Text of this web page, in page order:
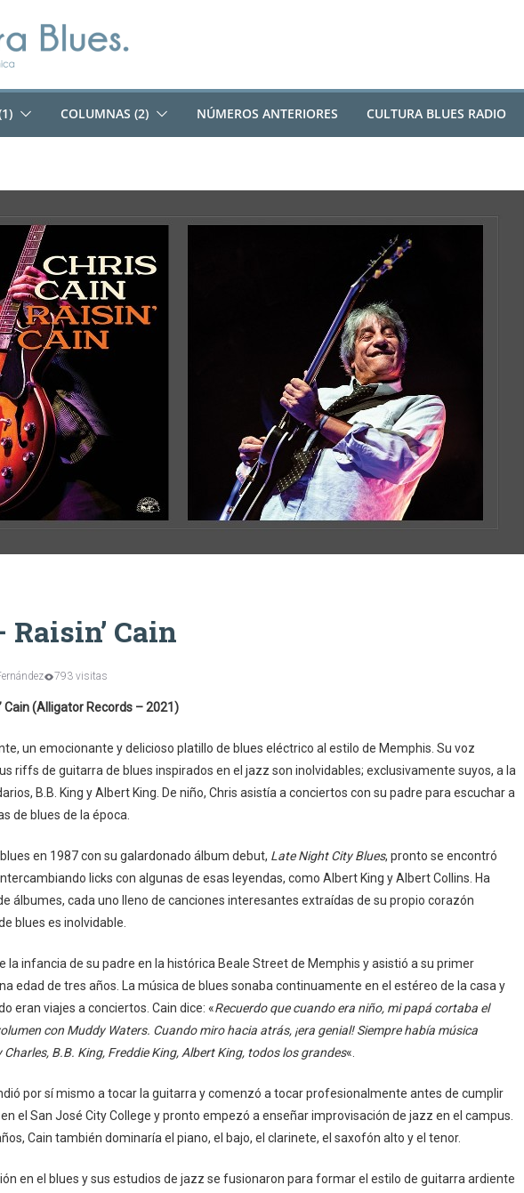
COLUMNAS (2) NÚMEROS ANTERIORES CULTURA BLUES RADIO
Cain
793 visitas
Cain (Alligator Records – 2021)
un emocionante y delicioso platillo de blues eléctrico al estilo de Memphis. Su voz
riffs de guitarra de blues inspirados en el jazz son inolvidables; exclusivamente suyos, a la
B.B. King y Albert King. De niño, Chris asistía a conciertos con su padre para escuchar a
de blues de la época.
en 1987 con su galardonado álbum debut, Late Night City Blues, pronto se encontró
licks con algunas de esas leyendas, como Albert King y Albert Collins. Ha
álbumes, cada uno lleno de canciones interesantes extraídas de su propio corazón
blues es inolvidable.
la infancia de su padre en la histórica Beale Street de Memphis y asistió a su primer
edad de tres años. La música de blues sonaba continuamente en el estéreo de la casa y
eran viajes a conciertos. Cain dice: «Recuerdo que cuando era niño, mi papá cortaba el
con Muddy Waters. Cuando miro hacia atrás, ¡era genial! Siempre había música
B.B. King, Freddie King, Albert King, todos los grandes«.
por sí mismo a tocar la guitarra y comenzó a tocar profesionalmente antes de cumplir
el San José City College y pronto empezó a enseñar improvisación de jazz en el campus.
Cain también dominaría el piano, el bajo, el clarinete, el saxofón alto y el tenor.
en el blues y sus estudios de jazz se fusionaron para formar el estilo de guitarra ardiente